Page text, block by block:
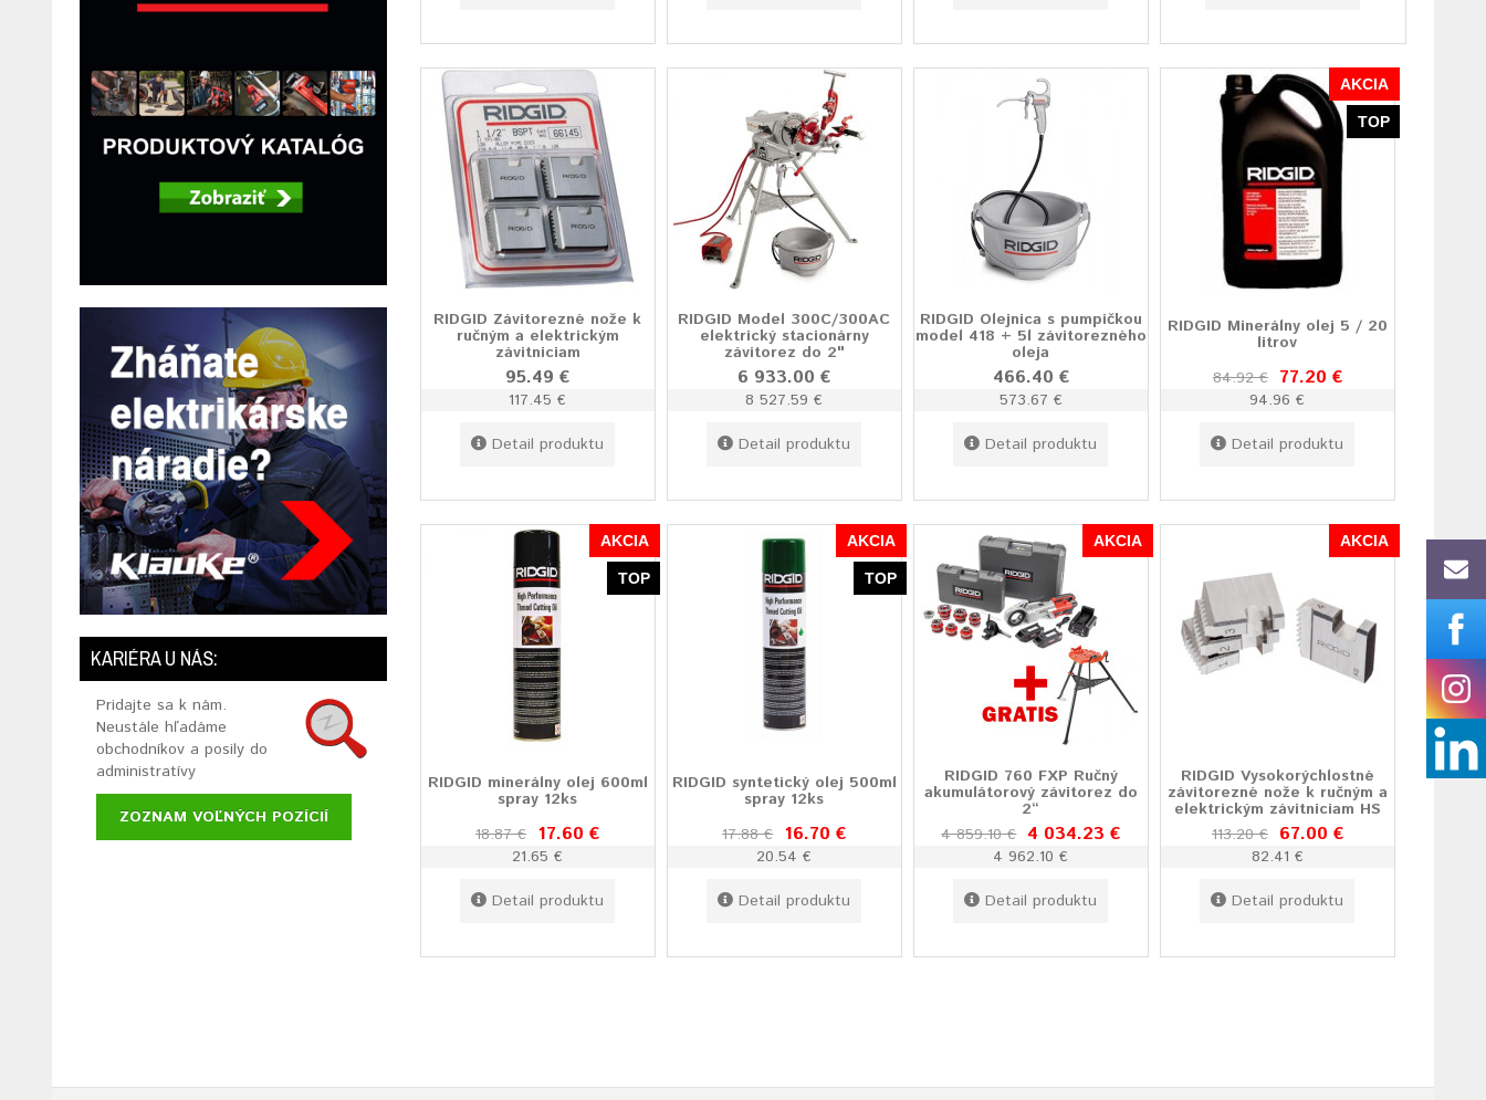
KARIÉRA U NÁS:
Pridajte sa k nám.
Neustále hľadáme
obchodníkov a posily do
administratívy
ZOZNAM VOĽNÝCH POZÍCIÍ
RIDGID Závitorezné nože k
ručným a elektrickým
závitniciam
95.49 €
117.45 €
Detail produktu
RIDGID Model 300C/300AC
elektrický stacionárny
závitorez do 2"
6 933.00 €
8 527.59 €
Detail produktu
RIDGID Olejnica s pumpičkou
model 418 + 5l závitorezného
oleja
466.40 €
573.67 €
Detail produktu
AKCIA
TOP
RIDGID Minerálny olej 5 / 20
litrov
84.92 € 77.20 €
94.96 €
Detail produktu
AKCIA
TOP
RIDGID minerálny olej 600ml
spray 12ks
18.87 € 17.60 €
21.65 €
Detail produktu
AKCIA
TOP
RIDGID syntetický olej 500ml
spray 12ks
17.88 € 16.70 €
20.54 €
Detail produktu
AKCIA
RIDGID 760 FXP Ručný
akumulátorový závitorez do
2“
4 859.10 € 4 034.23 €
4 962.10 €
Detail produktu
AKCIA
RIDGID Vysokorýchlostné
závitorezné nože k ručným a
elektrickým závitniciam HS
113.20 € 67.00 €
82.41 €
Detail produktu